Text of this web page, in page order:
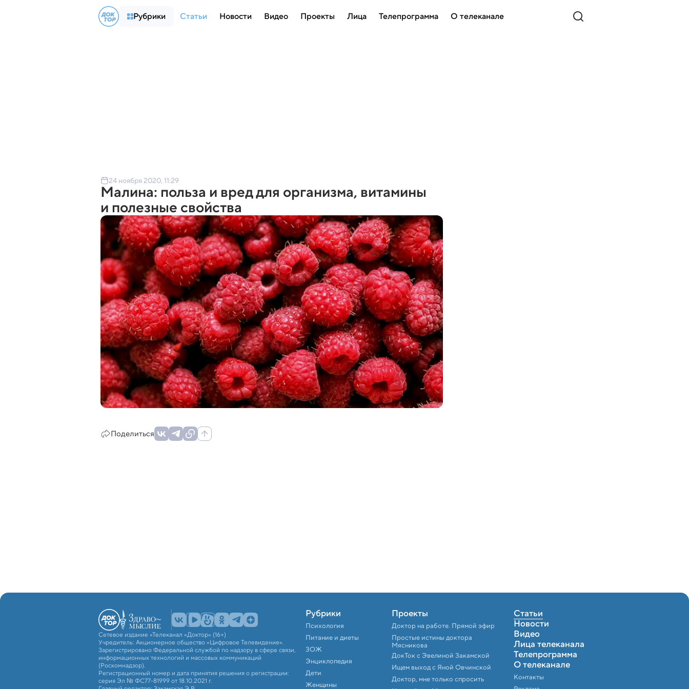
Рубрики Статьи Новости Видео Проекты Лица Телепрограмма О телеканале
24 ноября 2020, 11:29
Малина: польза и вред для организма, витамины
и полезные свойства
Поделиться
Сетевое издание «Телеканал «Доктор» (16+)
Учредитель: Акционерное общество «Цифровое Телевидение».
Зарегистрировано Федеральной службой по надзору в сфере связи,
информационных технологий и массовых коммуникаций
(Роскомнадзор).
Регистрационный номер и дата принятия решения о регистрации:
серия Эл № ФС77-81999 от 18.10.2021 г.
Рубрики
Психология
Питание и диеты
ЗОЖ
Энциклопедия
Дети
Женщины
Проекты
Доктор на работе. Прямой эфир
Простые истины доктора
Мясникова
ДокТок с Эвелиной Закамской
Ищем выход с Яной Овчинской
Доктор, мне только спросить
Статьи
Новости
Видео
Лица телеканала
Телепрограмма
О телеканале
Контакты